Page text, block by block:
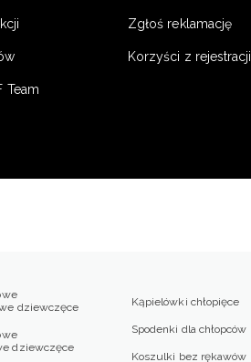
Team
Zgłoś reklamację
Korzyści z rejestracji
dziewczęce
dziewczęce
Kąpielówki chłopięce
Spodenki dla chłopców
Koszulki bez rękawów